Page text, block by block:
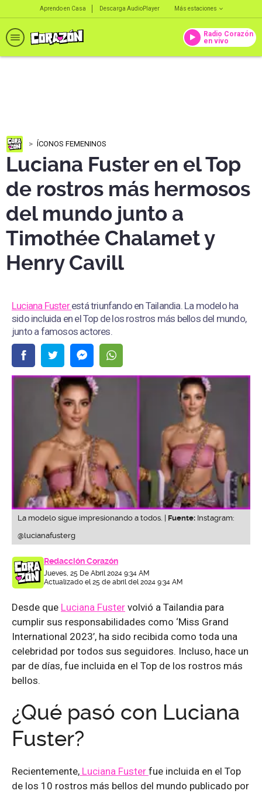
Aprendo en Casa Descarga AudioPlayer Más estaciones
Radio Corazón
en vivo
ÍCONOS FEMENINOS
Luciana Fuster en el Top
de rostros más hermosos
del mundo junto a
Timothée Chalamet y
Henry Cavill
Luciana Fusterestá triunfando en Tailandia. La modelo ha
sido incluida en el Top de los rostros más bellos del mundo,
junto a famosos actores.
La modelo sigue impresionando a todos. | Fuente: Instagram:
@lucianafusterg
Redacción Corazón
Jueves, 25 De Abril 2024 9:34 AM
Actualizado el 25 de abril del 2024 9:34 AM
Desde que Luciana Fuster volvió a Tailandia para
cumplir sus responsabilidades como ‘Miss Grand
International 2023’, ha sido recibida como toda una
celebridad por todos sus seguidores. Incluso, hace un
par de días, fue incluida en el Top de los rostros más
bellos.
¿Qué pasó con Luciana
Fuster?
Recientemente, Luciana Fuster fue incluida en el Top
de los 10 rostros más bellos del mundo publicado por